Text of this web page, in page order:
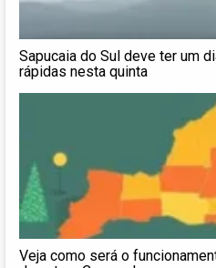
Sapucaia do Sul deve ter um
rápidas nesta quinta
Veja como será o